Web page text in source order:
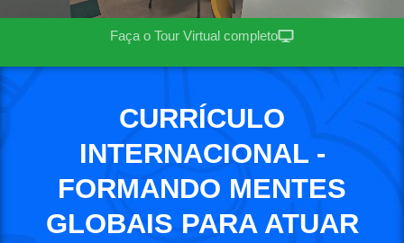
Faça o Tour Virtual completo
CURRÍCULO
INTERNACIONAL -
FORMANDO MENTES
GLOBAIS PARA ATUAR